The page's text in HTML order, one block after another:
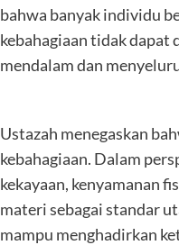
bahwa banyak individu
kebahagiaan tidak dapat
mendalam dan
Ustazah menegaskan
kebahagiaan. Dalam
kekayaan, kenyamanan
materi sebagai standar
mampu menghadirkan